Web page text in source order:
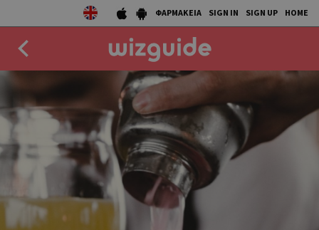
ΦΑΡΜΑΚΕΙΑ SIGN IN SIGN UP HOME
EAT
DRINK
50 BEST
COLLECTIONS